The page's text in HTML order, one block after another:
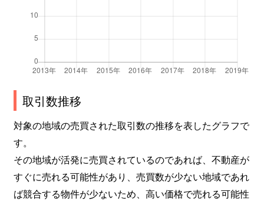
取引数推移
対象の地域の売買された取引数の推移を表したグラフで
す。
その地域が活発に売買されているのであれば、不動産が
すぐに売れる可能性があり、売買数が少ない地域であれ
ば競合する物件が少ないため、高い価格で売れる可能性